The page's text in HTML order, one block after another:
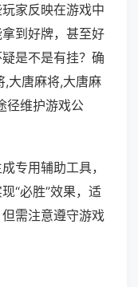
家反映在游戏中
到好牌，甚至好
是不是有挂？确
大唐麻将,大唐麻
径维护游戏公
专用辅助工具，
“必胜”效果，适
需注意遵守游戏